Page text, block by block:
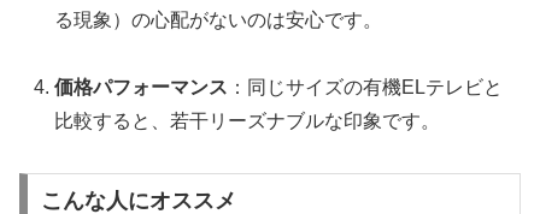
る現象）の心配がないのは安心です。
価格パフォーマンス ：同じサイズの有機ELテレビと
比較すると、若干リーズナブルな印象です。
こんな人にオススメ